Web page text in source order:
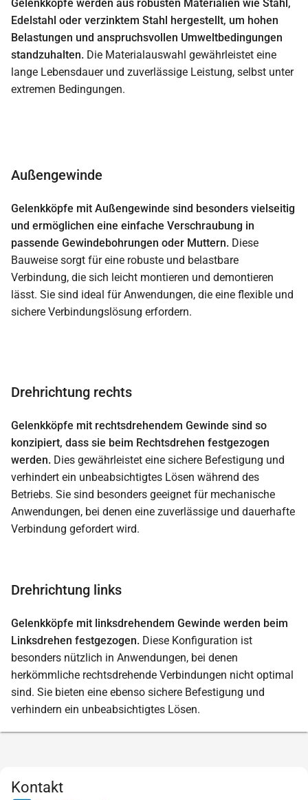
Gelenkköpfe werden aus robusten Materialien wie Stahl,
Edelstahl oder verzinktem Stahl hergestellt, um hohen
Belastungen und anspruchsvollen Umweltbedingungen
standzuhalten. Die Materialauswahl gewährleistet eine
lange Lebensdauer und zuverlässige Leistung, selbst unter
extremen Bedingungen.
Außengewinde
Gelenkköpfe mit Außengewinde sind besonders vielseitig
und ermöglichen eine einfache Verschraubung in
passende Gewindebohrungen oder Muttern. Diese
Bauweise sorgt für eine robuste und belastbare
Verbindung, die sich leicht montieren und demontieren
lässt. Sie sind ideal für Anwendungen, die eine flexible und
sichere Verbindungslösung erfordern.
Drehrichtung rechts
Gelenkköpfe mit rechtsdrehendem Gewinde sind so
konzipiert, dass sie beim Rechtsdrehen festgezogen
werden. Dies gewährleistet eine sichere Befestigung und
verhindert ein unbeabsichtigtes Lösen während des
Betriebs. Sie sind besonders geeignet für mechanische
Anwendungen, bei denen eine zuverlässige und dauerhafte
Verbindung gefordert wird.
Drehrichtung links
Gelenkköpfe mit linksdrehendem Gewinde werden beim
Linksdrehen festgezogen. Diese Konfiguration ist
besonders nützlich in Anwendungen, bei denen
herkömmliche rechtsdrehende Verbindungen nicht optimal
sind. Sie bieten eine ebenso sichere Befestigung und
verhindern ein unbeabsichtigtes Lösen.
Kontakt